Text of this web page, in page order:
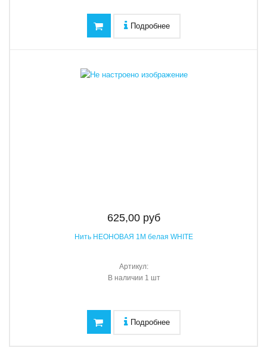
Подробнее
625,00 руб
Нить НЕОНОВАЯ 1М белая WHITE
Артикул:
В наличии 1 шт
Подробнее